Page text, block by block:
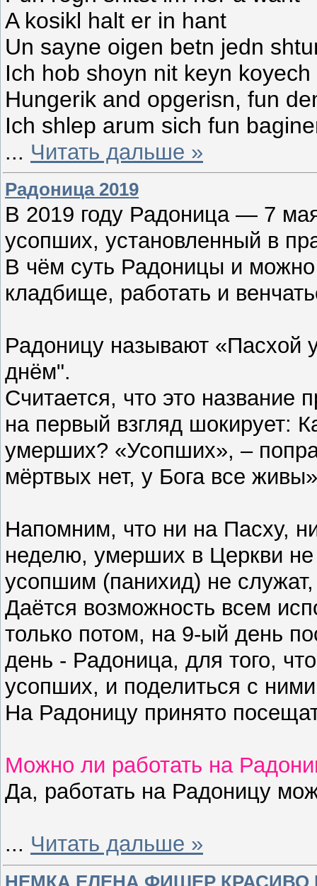
A kosikl halt er in hant
Un sayne oigen betn jedn
Ich hob shoyn nit keyn
Hungerik and opgerisn, fun
Ich shlep arum sich fun
... Читать дальше »
Радоница 2019
В 2019 году Радоница — 7
усопших, установленный в
В чём суть Радоницы и можно
кладбище, работать и
Радоницу называют «Пасхой
днём".
Считается, что это название
на первый взгляд шокирует:
умерших? «Усопших», –
мёртвых нет, у Бога все
Напомним, что ни на Пасху,
неделю, умерших в Церкви
усопшим (панихид) не
Даётся возможность всем
только потом, на 9-ый день
день - Радоница, для того,
усопших, и поделиться с
На Радоницу принято
Можно ли работать на
Да, работать на Радоницу
... Читать дальше »
НЕМКА ЕЛЕНА ФИШЕР КРАСИВО